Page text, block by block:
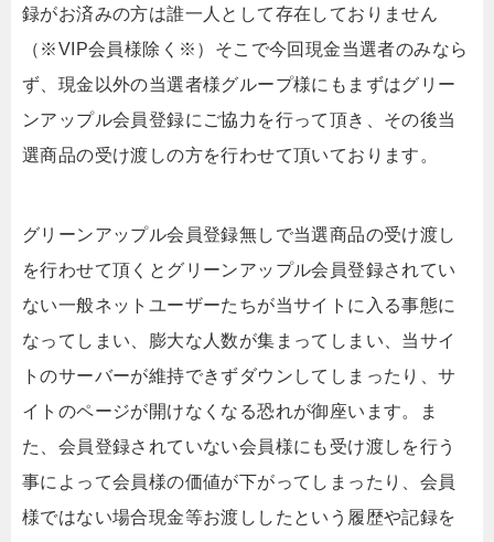
録がお済みの方は誰一人として存在しておりません
（※VIP会員様除く※）そこで今回現金当選者のみなら
ず、現金以外の当選者様グループ様にもまずはグリー
ンアップル会員登録にご協力を行って頂き、その後当
選商品の受け渡しの方を行わせて頂いております。
グリーンアップル会員登録無しで当選商品の受け渡し
を行わせて頂くとグリーンアップル会員登録されてい
ない一般ネットユーザーたちが当サイトに入る事態に
なってしまい、膨大な人数が集まってしまい、当サイ
トのサーバーが維持できずダウンしてしまったり、サ
イトのページが開けなくなる恐れが御座います。ま
た、会員登録されていない会員様にも受け渡しを行う
事によって会員様の価値が下がってしまったり、会員
様ではない場合現金等お渡ししたという履歴や記録を